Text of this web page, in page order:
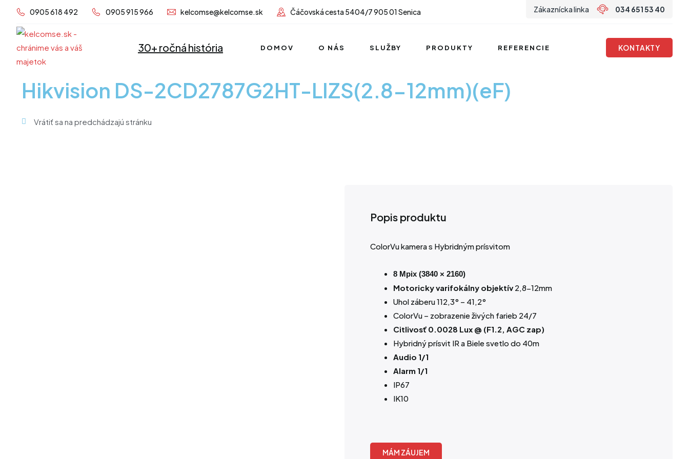
Preskočiť
obsah
0905 618 492 0905 915 966 kelcomse@kelcomse.sk Čáčovská cesta 5404/7 905 01 Senica Zákaznícka linka 034 651 53 40
30+ ročná história DOMOV O NÁS SLUŽBY PRODUKTY REFERENCIE KONTAKTY
Hikvision DS-2CD2787G2HT-LIZS(2.8-12mm)(eF)
Vrátiť sa na predchádzajú stránku
Popis produktu
ColorVu kamera s Hybridným prísvitom
8 Mpix (3840 × 2160)
Motoricky varifokálny objektív2,8-12mm
Uhol záberu 112,3° – 41,2°
ColorVu – zobrazenie živých farieb 24/7
Citlivosť 0.0028 Lux @ (F1.2, AGC zap)
Hybridný prísvit IR a Biele svetlo do 40m
Audio 1/1
Alarm 1/1
IP67
IK10
MÁM ZÁUJEM